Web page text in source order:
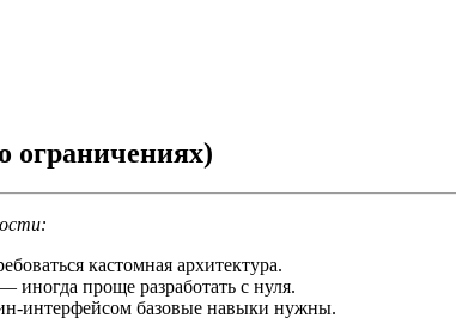
ограничениях)
кастомная архитектура.
проще разработать с нуля.
интерфейсом базовые навыки нужны.